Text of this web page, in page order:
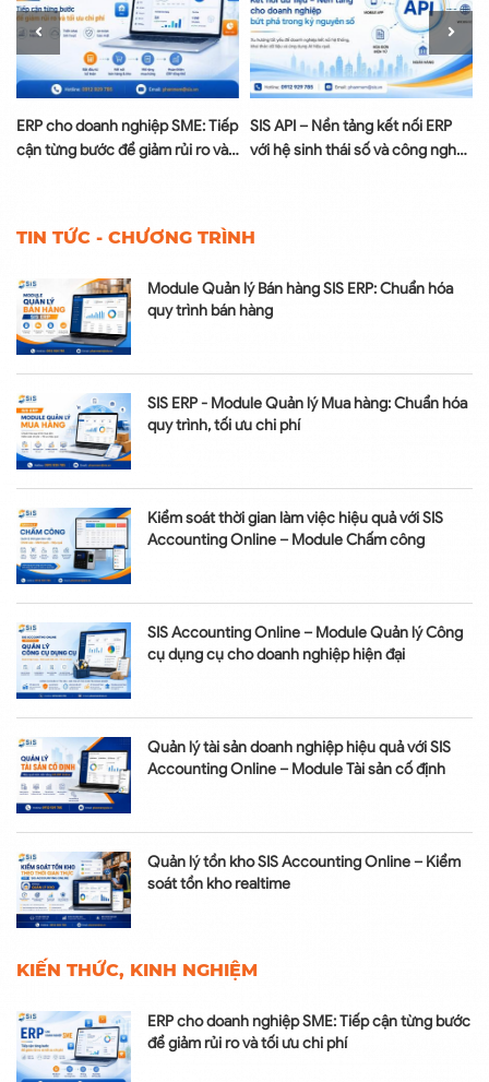
TIN TỨC - CHƯƠNG TRÌNH
Module Quản lý Bán hàng SIS ERP: Chuẩn hóa
quy trình bán hàng
SIS ERP - Module Quản lý Mua hàng: Chuẩn hóa
quy trình, tối ưu chi phí
Kiểm soát thời gian làm việc hiệu quả với SIS
Accounting Online – Module Chấm công
SIS Accounting Online – Module Quản lý Công
cụ dụng cụ cho doanh nghiệp hiện đại
Quản lý tài sản doanh nghiệp hiệu quả với SIS
Accounting Online – Module Tài sản cố định
Quản lý tồn kho SIS Accounting Online – Kiểm
soát tồn kho realtime
KIẾN THỨC, KINH NGHIỆM
ERP cho doanh nghiệp SME: Tiếp cận từng bước
để giảm rủi ro và tối ưu chi phí
ERP cho doanh nghiệp SME: Tiếp
cận từng bước để giảm rủi ro và
SIS API – Nền tảng kết nối ERP
với hệ sinh thái số và công nghệ